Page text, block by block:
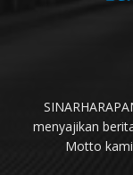
menyajikan
Motto